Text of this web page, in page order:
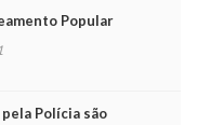
Popular
Polícia são